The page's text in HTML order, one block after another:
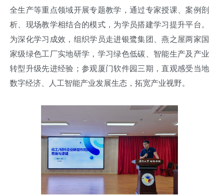
全生产等重点领域开展专题教学，通过专家授课、案例剖
析、现场教学相结合的模式，为学员搭建学习提升平台。
为深化学习成效，组织学员走进银鹭集团、燕之屋两家国
家级绿色工厂实地研学，学习绿色低碳、智能生产及产业
转型升级先进经验；参观厦门软件园三期，直观感受当地
数字经济、人工智能产业发展生态，拓宽产业视野。